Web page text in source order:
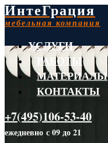
ИнтеГрация
мебельная компания
УСЛУГИ
РАБОТЫ
МАТЕРИАЛЫ
КОНТАКТЫ
+7(495)106-53-40
ежедневно с 09 до 21